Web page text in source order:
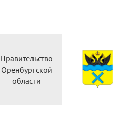
Правительство
Оренбургской
области